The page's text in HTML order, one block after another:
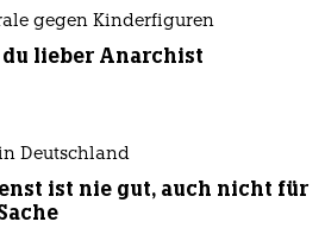
gegen Kinderfiguren
du lieber Anarchist
Deutschland
ist nie gut, auch nicht für